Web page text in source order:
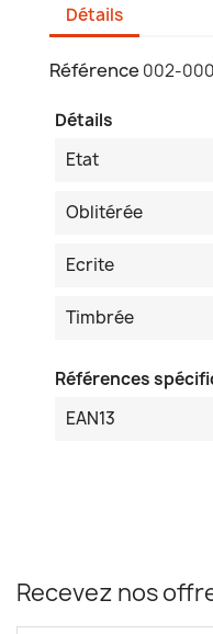
Détails
Référence 002-
Détails
Etat
Oblitérée
Ecrite
Timbrée
Références
EAN13
Recevez nos